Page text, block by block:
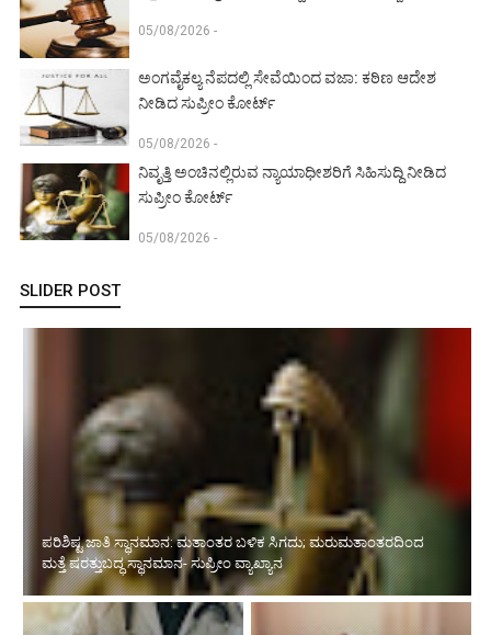
05/08/2026 -
ಅಂಗವೈಕಲ್ಯ ನೆಪದಲ್ಲಿ ಸೇವೆಯಿಂದ ವಜಾ: ಕಠಿಣ ಆದೇಶ
ನೀಡಿದ ಸುಪ್ರೀಂ ಕೋರ್ಟ್‌
05/08/2026 -
ನಿವೃತ್ತಿ ಅಂಚಿನಲ್ಲಿರುವ ನ್ಯಾಯಾಧೀಶರಿಗೆ ಸಿಹಿಸುದ್ದಿ ನೀಡಿದ
ಸುಪ್ರೀಂ ಕೋರ್ಟ್‌
05/08/2026 -
SLIDER POST
ಪರಿಶಿಷ್ಟ ಜಾತಿ ಸ್ಥಾನಮಾನ: ಮತಾಂತರ ಬಳಿಕ ಸಿಗದು; ಮರುಮತಾಂತರದಿಂದ
ಮತ್ತೆ ಷರತ್ತುಬದ್ಧ ಸ್ಥಾನಮಾನ- ಸುಪ್ರೀಂ ವ್ಯಾಖ್ಯಾನ